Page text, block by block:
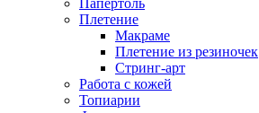
Папертоль
Плетение
Макраме
Плетение из резиночек
Стринг-арт
Работа с кожей
Топиарии